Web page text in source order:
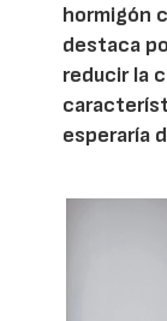
hormigón
destaca
reducir la
esperaría